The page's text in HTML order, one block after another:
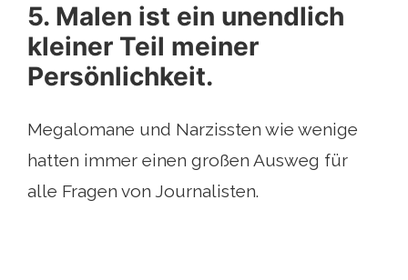
5. Malen ist ein unendlich
kleiner Teil meiner
Persönlichkeit.
Megalomane und Narzissten wie wenige
hatten immer einen großen Ausweg für
alle Fragen von Journalisten.